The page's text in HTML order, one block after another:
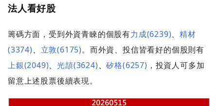
法人看好股
籌碼方面，受到外資青睞的個股有力成(6239)、精材
(3374)、 立敦(6175)。而外資、投信皆看好的個股則有
上銀(2049)、光頡(3624)、矽格(6257) ，投資人可多加
留意上述股票後續表現。